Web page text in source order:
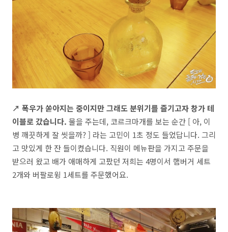
↗ 폭우가 쏟아지는 중이지만 그래도 분위기를 즐기고자 창가 테
이블로 갔습니다. 물을 주는데, 코르크마개를 보는 순간 [ 아, 이
병 깨끗하게 잘 씻을까? ] 라는 고민이 1초 정도 들었답니다. 그리
고 맛있게 한 잔 들이켰습니다. 직원이 메뉴판을 가지고 주문을
받으러 왔고 배가 애매하게 고팠던 저희는 4명이서 햄버거 세트
2개와 버팔로윙 1세트를 주문했어요.